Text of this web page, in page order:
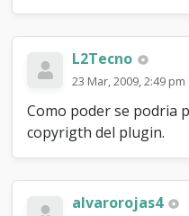
L2Tecno
23 Mar, 2009, 2:49 pm
Como poder se podria
copyrigth del plugin.
alvarorojas4